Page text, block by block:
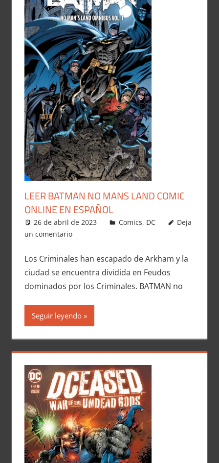
LEER BATMAN NO MANS LAND COMIC
ONLINE EN ESPAÑOL
26 de abril de 2023 Carlitox Banana
Comics, DC
Deja
un comentario
Los Criminales han escapado de Arkham y la
ciudad se encuentra dividida en Feudos
dominados por los Criminales. BATMAN no
Seguir leyendo